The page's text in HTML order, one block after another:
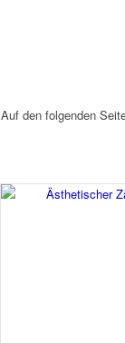
Auf den folgenden